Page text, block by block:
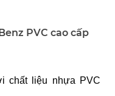
PVC cao cấp
chất liệu nhựa PVC